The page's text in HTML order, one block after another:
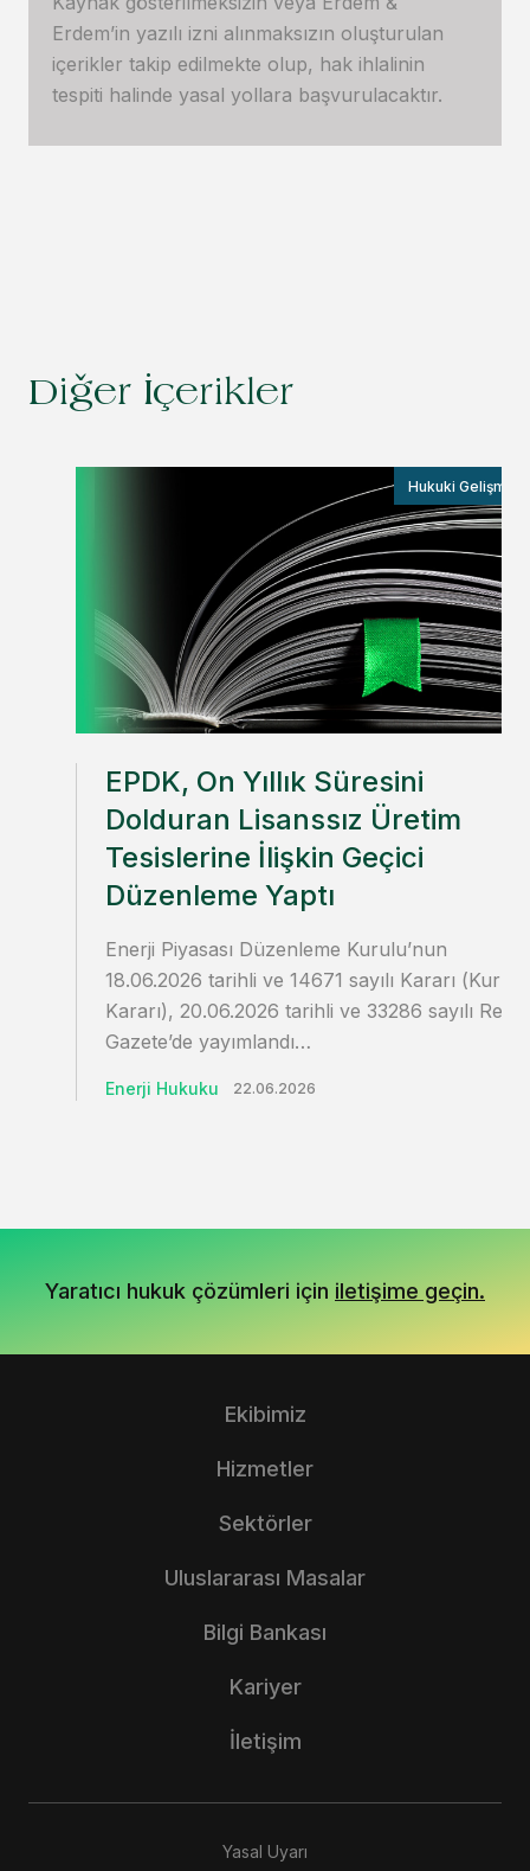
Erdem’in yazılı izni alınmaksızın oluşturulan
içerikler takip edilmekte olup, hak ihlalinin
tespiti halinde yasal yollara başvurulacaktır.
Diğer İçerikler
Hukuki
EPDK, On Yıllık Süresini
Dolduran Lisanssız Üretim
Tesislerine İlişkin Geçici
Düzenleme Yaptı
Enerji Piyasası Düzenleme Kurulu’nun
18.06.2026 tarihli ve 14671 sayılı Kararı (Kurul
Kararı), 20.06.2026 tarihli ve 33286 sayılı
Gazete’de yayımlandı…
Enerji Hukuku 22.06.2026
Yaratıcı hukuk çözümleri için iletişime geçin.
Ekibimiz
Hizmetler
Sektörler
Uluslararası Masalar
Bilgi Bankası
Kariyer
İletişim
Yasal Uyarı